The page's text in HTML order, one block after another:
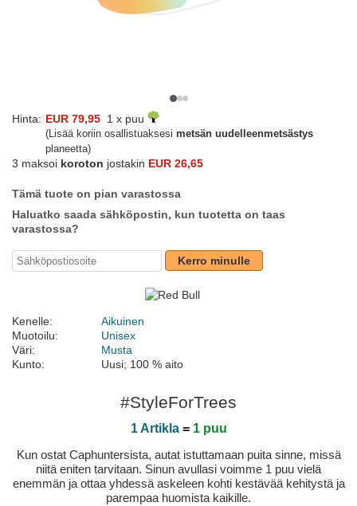
Hinta: EUR 79,95 1 x puu
(Lisää koriin osallistuaksesi metsän uudelleenmetsästys
planeetta)
3 maksoi koroton jostakin EUR 26,65
Tämä tuote on pian varastossa
Haluatko saada sähköpostin, kun tuotetta on taas
varastossa?
Kerro minulle
Kenelle:
Aikuinen
Muotoilu:
Unisex
Väri:
Musta
Kunto:
Uusi; 100 % aito
#StyleForTrees
1 Artikla= 1 puu
Kun ostat Caphuntersista, autat istuttamaan puita sinne, missä
niitä eniten tarvitaan. Sinun avullasi voimme 1 puu vielä
enemmän ja ottaa yhdessä askeleen kohti kestävää kehitystä ja
parempaa huomista kaikille.